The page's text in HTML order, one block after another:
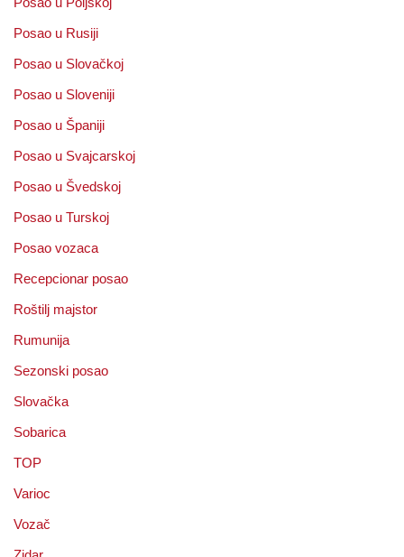
Posao u Rusiji
Posao u Slovačkoj
Posao u Sloveniji
Posao u Španiji
Posao u Svajcarskoj
Posao u Švedskoj
Posao u Turskoj
Posao vozaca
Recepcionar posao
Roštilj majstor
Rumunija
Sezonski posao
Slovačka
Sobarica
TOP
Varioc
Vozač